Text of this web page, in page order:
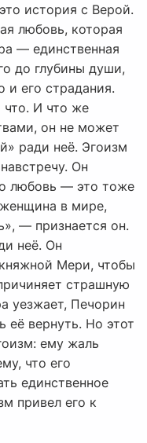
история с Верой.
любовь, которая
— единственная
до глубины души,
и его страдания.
что. И что же
он не может
ради неё. Эгоизм
Он
любовь — это тоже
в мире,
— признается он.
неё. Он
Мери, чтобы
страшную
уезжает, Печорин
её вернуть. Но этот
ему жаль
что его
единственное
привел его к